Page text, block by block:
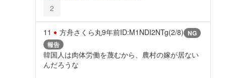
2
11 方舟さくら丸9年前ID:M1NDI2NTg(2/8) NG
報告
韓国人は肉体労働を蔑むから、農村の嫁が居ない
んだろうな